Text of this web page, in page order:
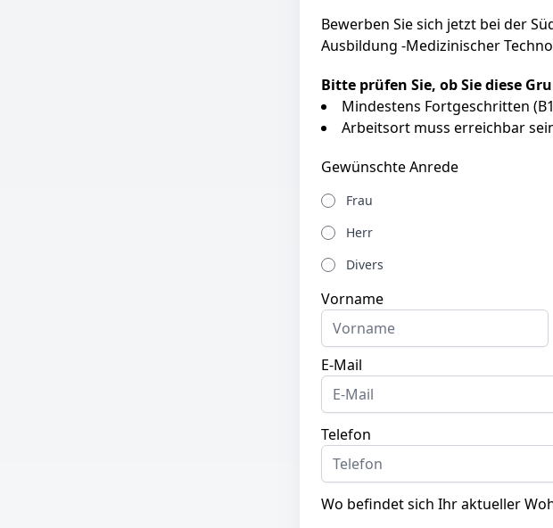
Bewerben Sie sich jetzt bei der
Ausbildung -Medizinischer
Bitte prüfen Sie, ob Sie diese
Mindestens Fortgeschritten
Arbeitsort muss erreichbar
Gewünschte Anrede
Frau
Herr
Divers
Vorname
E-Mail
Telefon
Wo befindet sich Ihr aktueller